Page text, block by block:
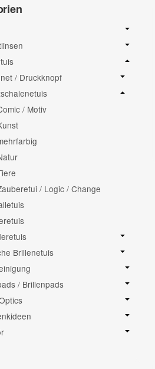
/ Druckknopf
/ Motiv
/ Logic / Change
Brillenetuis
/ Brillenpads